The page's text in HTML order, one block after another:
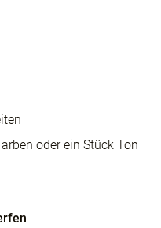
oder ein Stück Ton